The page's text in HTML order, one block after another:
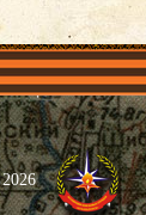
Общественные